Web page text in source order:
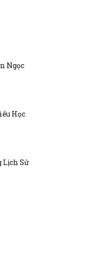
Ngọc
Học
Lịch Sử